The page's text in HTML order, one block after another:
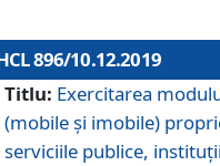
896/10.12.2019
Titlu: Exercitarea
(mobile și imobile)
serviciile publice,